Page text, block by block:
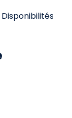
Disponibilités